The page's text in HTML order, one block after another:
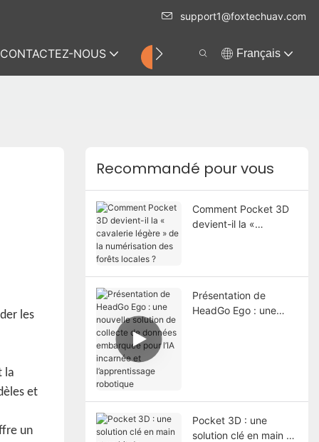
support1@foxtechuav.com
CONTACTEZ-NOUS MAGASIN Français
les
la
et
un
Recommandé pour vous
Comment Pocket 3D
devient-il la «
Présentation de
HeadGo Ego : une
robotique
Pocket 3D : une
solution clé en main et